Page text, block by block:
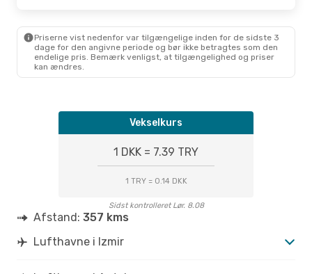
Priserne vist nedenfor var tilgængelige inden for de sidste 3
dage for den angivne periode og bør ikke betragtes som den
endelige pris. Bemærk venligst, at tilgængelighed og priser
kan ændres.
Vekselkurs
1 DKK = 7.39 TRY
1 TRY = 0.14 DKK
Sidst kontrolleret Lør. 8.08
Afstand: 357 kms
Lufthavne i Izmir